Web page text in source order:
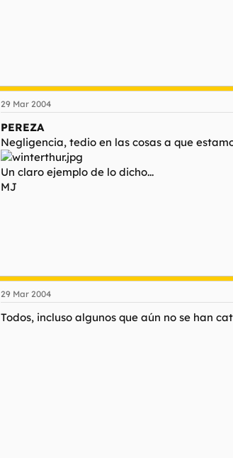
29 Mar 2004
PEREZA
Negligencia, tedio en las cosas a que
Un claro ejemplo de lo dicho...
MJ
29 Mar 2004
Todos, incluso algunos que aún no se han